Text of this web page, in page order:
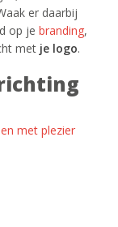
er daarbij
op jebranding,
met je logo.
met plezier